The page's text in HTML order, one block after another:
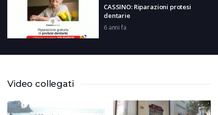
CASSINO: Riparazioni protesi
dentarie
6 anni fa
CASSINO: Cortometraggio Dottor
PIEDIMONTE SAN GERMANO:
sindaco con operaio guarito
Video collegati